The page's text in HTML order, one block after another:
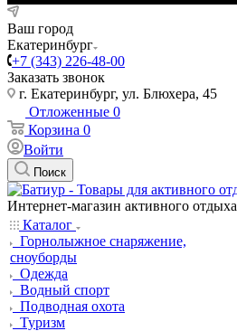
Ваш город
Екатеринбург
+7 (343) 226-48-00
Заказать звонок
г. Екатеринбург, ул. Блюхера, 45
Отложенные 0
Корзина 0
Войти
Поиск
Интернет-магазин активного отдыха
Каталог
Горнолыжное снаряжение,
сноуборды
Одежда
Водный спорт
Подводная охота
Туризм